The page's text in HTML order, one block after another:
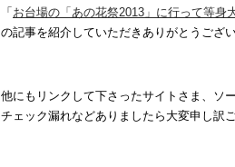
「 お台場の「あの花祭2013」に行って等身
の記事を紹介していただきありがとうござ
他にもリンクして下さったサイトさま、ソ
チェック漏れなどありましたら大変申し訳